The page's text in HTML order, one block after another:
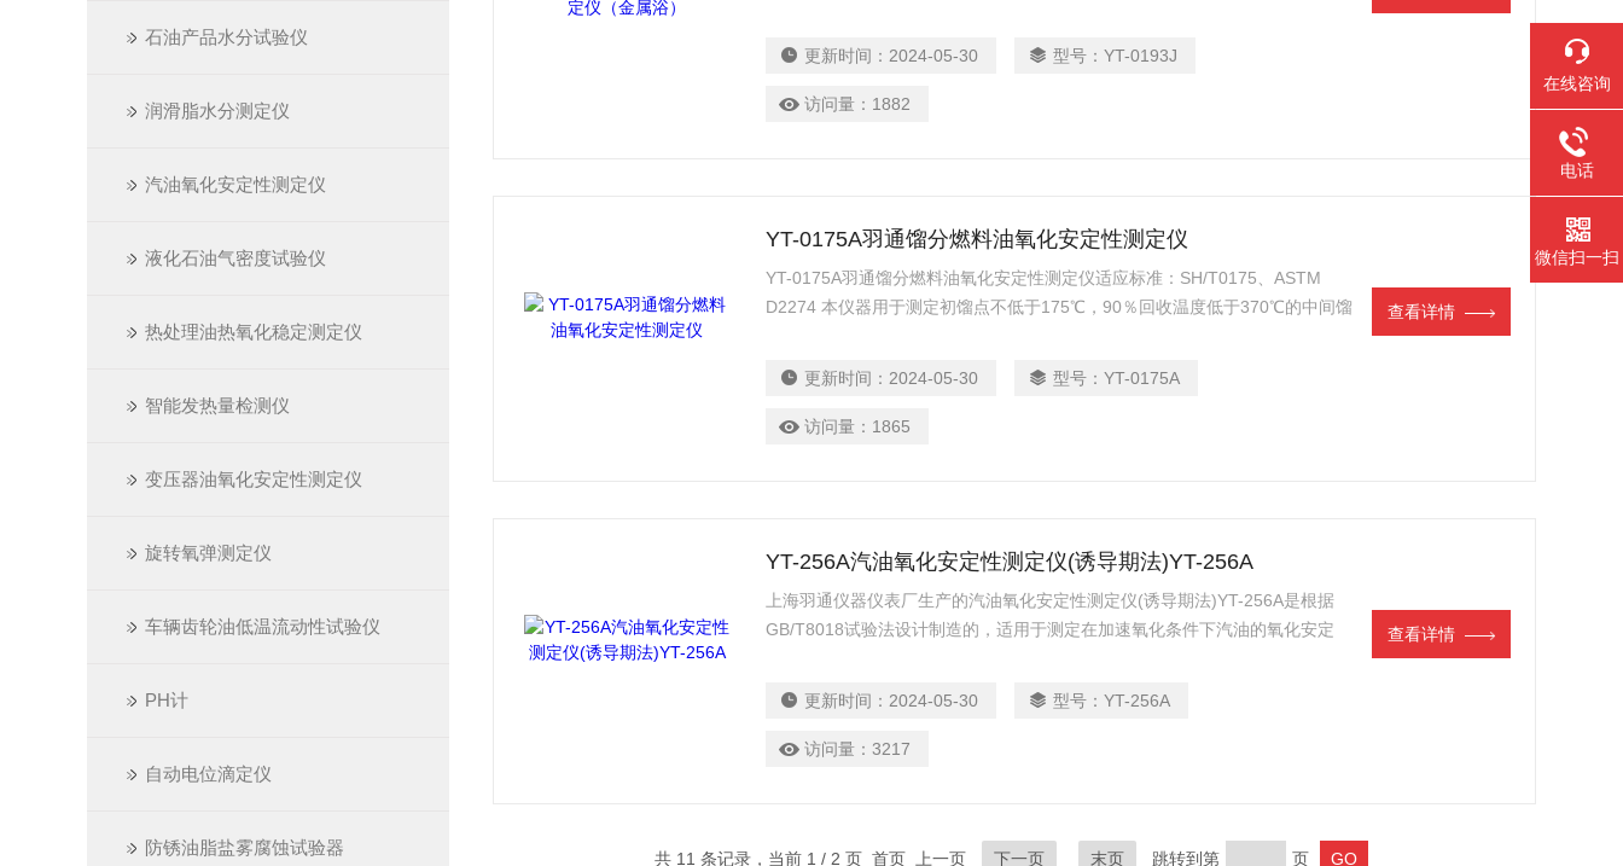
石油产品水分试验仪
润滑脂水分测定仪
汽油氧化安定性测定仪
液化石油气密度试验仪
热处理油热氧化稳定测定仪
智能发热量检测仪
变压器油氧化安定性测定仪
旋转氧弹测定仪
车辆齿轮油低温流动性试验仪
PH计
自动电位滴定仪
防锈油脂盐雾腐蚀试验器
连续控制。
更新时间： 2024-05-30 型号：YT-0193J
访问量： 1882
YT-0175A羽通馏分燃料油氧化安定性测定仪
YT-0175A羽通馏分燃料油氧化安定性测定仪适应标准：SH/T0175、ASTM
D2274 本仪器用于测定初馏点不低于175℃，90％回收温度低于370℃的中间馏
更新时间： 2024-05-30 型号：YT-0175A
访问量： 1865
查看详情
YT-256A汽油氧化安定性测定仪(诱导期法)YT-256A
上海羽通仪器仪表厂生产的汽油氧化安定性测定仪(诱导期法)YT-256A是根据
GB/T8018试验法设计制造的，适用于测定在加速氧化条件下汽油的氧化安定
更新时间： 2024-05-30 型号：YT-256A
访问量：3217
查看详情
共 11 条记录，当前 1 / 2 页 首页 上一页 下一页 末页 跳转到第 页
在线咨询
电话
微信扫一扫